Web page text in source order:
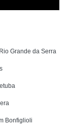
Grande da Serra
Bonfiglioli